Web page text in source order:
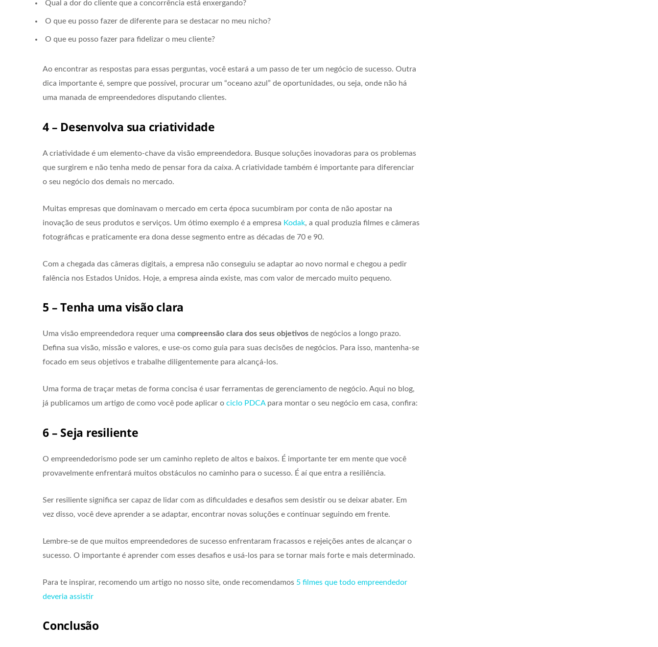
Qual a dor do cliente que a concorrência está enxergando?
O que eu posso fazer de diferente para se destacar no meu nicho?
O que eu posso fazer para fidelizar o meu cliente?
Ao encontrar as respostas para essas perguntas, você estará a um passo de ter um negócio de sucesso. Outra
dica importante é, sempre que possível, procurar um “oceano azul” de oportunidades, ou seja, onde não há
uma manada de empreendedores disputando clientes.
4 – Desenvolva sua criatividade
A criatividade é um elemento-chave da visão empreendedora. Busque soluções inovadoras para os problemas
que surgirem e não tenha medo de pensar fora da caixa. A criatividade também é importante para diferenciar
o seu negócio dos demais no mercado.
Muitas empresas que dominavam o mercado em certa época sucumbiram por conta de não apostar na
inovação de seus produtos e serviços. Um ótimo exemplo é a empresa Kodak, a qual produzia filmes e câmeras
fotográficas e praticamente era dona desse segmento entre as décadas de 70 e 90.
Com a chegada das câmeras digitais, a empresa não conseguiu se adaptar ao novo normal e chegou a pedir
falência nos Estados Unidos. Hoje, a empresa ainda existe, mas com valor de mercado muito pequeno.
5 – Tenha uma visão clara
Uma visão empreendedora requer uma compreensão clara dos seus objetivos de negócios a longo prazo.
Defina sua visão, missão e valores, e use-os como guia para suas decisões de negócios. Para isso, mantenha-se
focado em seus objetivos e trabalhe diligentemente para alcançá-los.
Uma forma de traçar metas de forma concisa é usar ferramentas de gerenciamento de negócio. Aqui no blog,
já publicamos um artigo de como você pode aplicar o ciclo PDCApara montar o seu negócio em casa, confira:
6 – Seja resiliente
O empreendedorismo pode ser um caminho repleto de altos e baixos. É importante ter em mente que você
provavelmente enfrentará muitos obstáculos no caminho para o sucesso. É aí que entra a resiliência.
Ser resiliente significa ser capaz de lidar com as dificuldades e desafios sem desistir ou se deixar abater. Em
vez disso, você deve aprender a se adaptar, encontrar novas soluções e continuar seguindo em frente.
Lembre-se de que muitos empreendedores de sucesso enfrentaram fracassos e rejeições antes de alcançar o
sucesso. O importante é aprender com esses desafios e usá-los para se tornar mais forte e mais determinado.
Para te inspirar, recomendo um artigo no nosso site, onde recomendamos 5 filmes que todo empreendedor
deveria assistir
Conclusão